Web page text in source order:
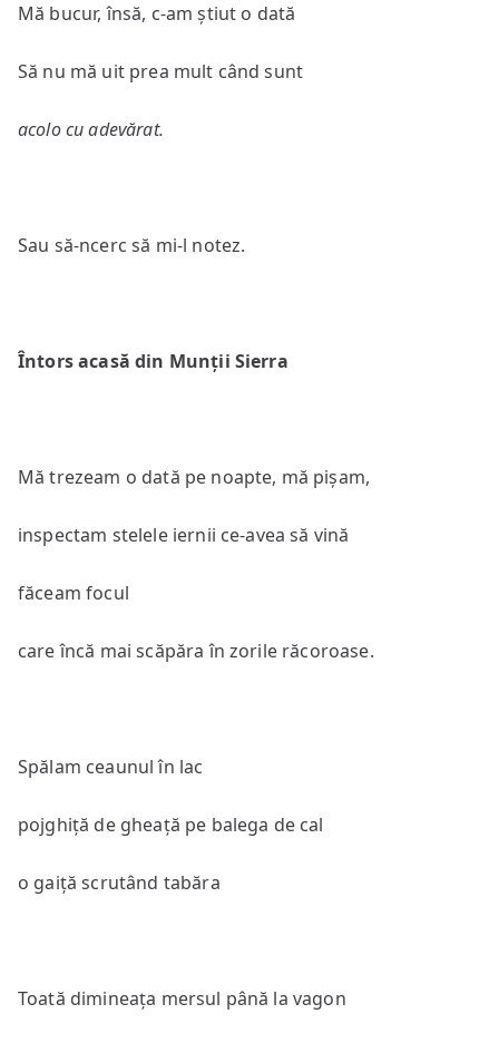
Mă bucur, însă, c-am știut o dată
Să nu mă uit prea mult când sunt
acolo cu adevărat.
Sau să-ncerc să mi-l notez.
Întors acasă din Munții Sierra
Mă trezeam o dată pe noapte, mă pișam,
inspectam stelele iernii ce-avea să vină
făceam focul
care încă mai scăpăra în zorile răcoroase.
Spălam ceaunul în lac
pojghiță de gheață pe balega de cal
o gaiță scrutând tabăra
Toată dimineața mersul până la vagon